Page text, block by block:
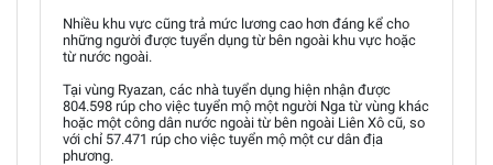
Nhiều khu vực cũng trả mức lương cao hơn đáng kể cho
những người được tuyển dụng từ bên ngoài khu vực hoặc
từ nước ngoài.
Tại vùng Ryazan, các nhà tuyển dụng hiện nhận được
804.598 rúp cho việc tuyển mộ một người Nga từ vùng khác
hoặc một công dân nước ngoài từ bên ngoài Liên Xô cũ, so
với chỉ 57.471 rúp cho việc tuyển mộ một cư dân địa
phương.